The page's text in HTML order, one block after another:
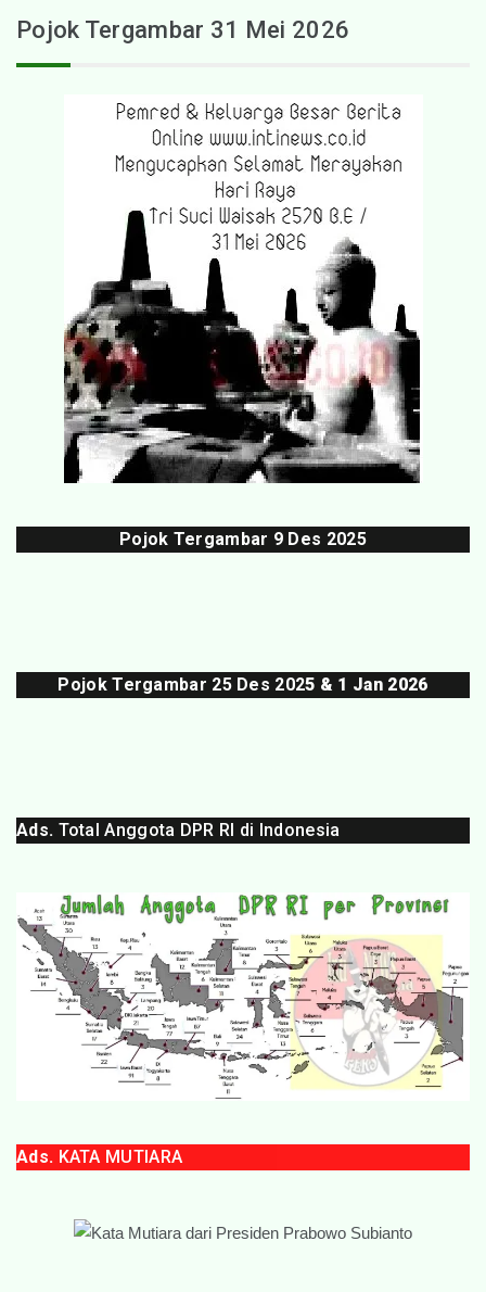
Pojok Tergambar 31 Mei 2026
Pojok Tergambar 9 Des 2025
Pojok Tergambar 25 Des 2025 & 1 Jan 2026
Ads. Total Anggota DPR RI di Indonesia
Ads. KATA MUTIARA